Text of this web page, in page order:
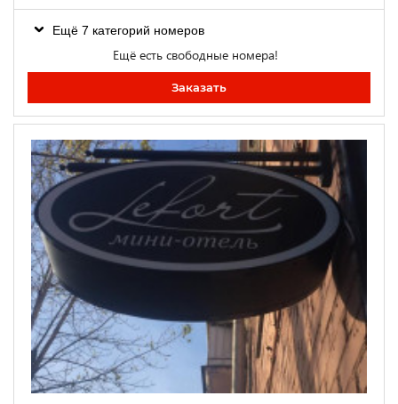
Ещё 7 категорий номеров
Ещё есть свободные номера!
Заказать